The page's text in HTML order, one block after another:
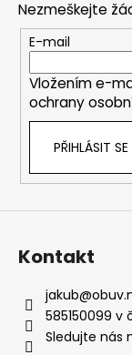
Nezmeškejte
E-mail
Vložením e-
ochrany
PŘIHLÁSIT SE
Kontakt
jakub@
585150099 v
Sledujte nás